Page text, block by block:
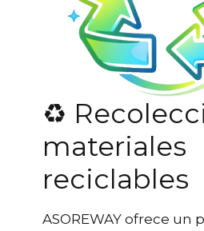
♻️
materiales
reciclables
ASOREWAY ofrece un